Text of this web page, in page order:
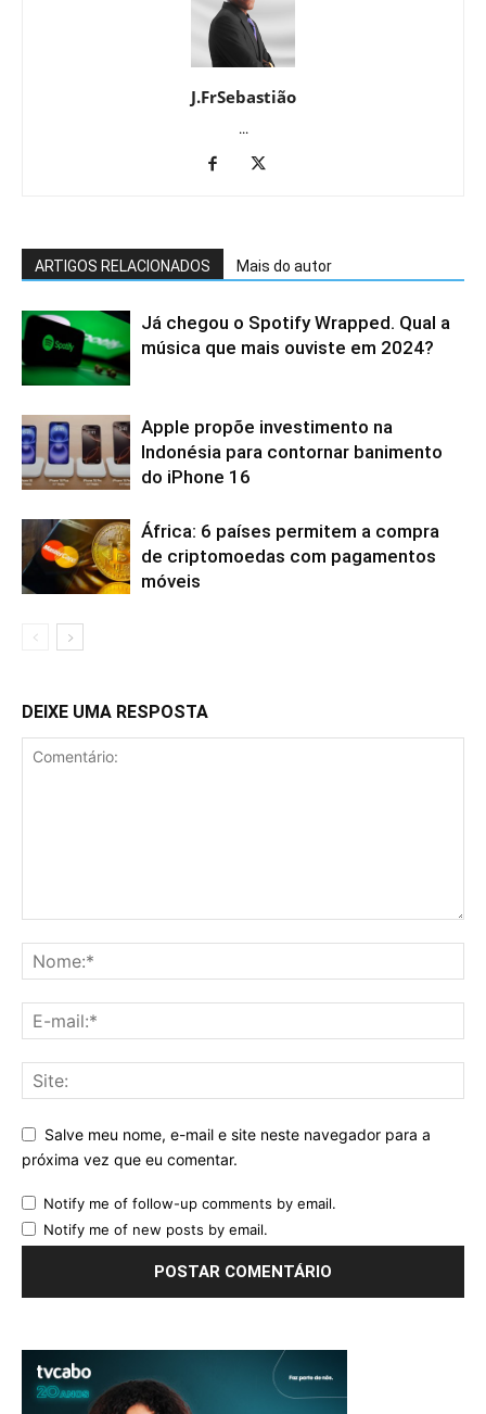
J.FrSebastião
...
ARTIGOS RELACIONADOS Mais do autor
Já chegou o Spotify Wrapped. Qual a
música que mais ouviste em 2024?
Apple propõe investimento na
Indonésia para contornar banimento
do iPhone 16
África: 6 países permitem a compra
de criptomoedas com pagamentos
móveis
DEIXE UMA RESPOSTA
Salve meu nome, e-mail e site neste navegador para a
próxima vez que eu comentar.
Notify me of follow-up comments by email.
Notify me of new posts by email.